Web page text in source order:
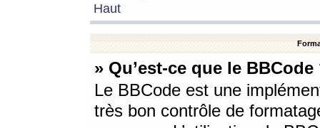
Haut
» Qu’est-ce que le BBCode
Le BBCode est une
très bon contrôle de